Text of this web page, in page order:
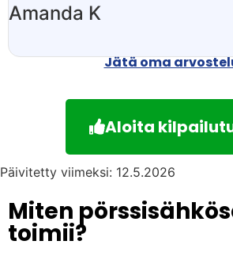
Amanda K
Jätä oma
Aloita
Päivitetty viimeksi: 12.5.2026
Miten
toimii?